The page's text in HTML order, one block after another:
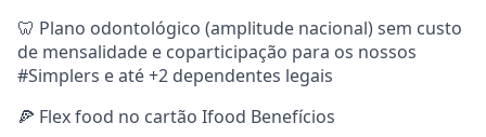
🦷 Plano odontológico (amplitude nacional) sem custo
de mensalidade e coparticipação para os nossos
#Simplers e até +2 dependentes legais
🍕 Flex food no cartão Ifood Benefícios